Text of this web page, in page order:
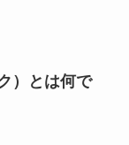
）とは何で